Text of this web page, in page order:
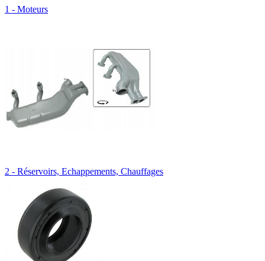
1 - Moteurs
2 - Réservoirs, Echappements, Chauffages